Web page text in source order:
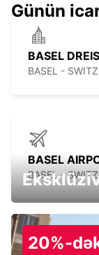
BASEL
BASEL -
BASEL
BASEL -
Günün
20%-